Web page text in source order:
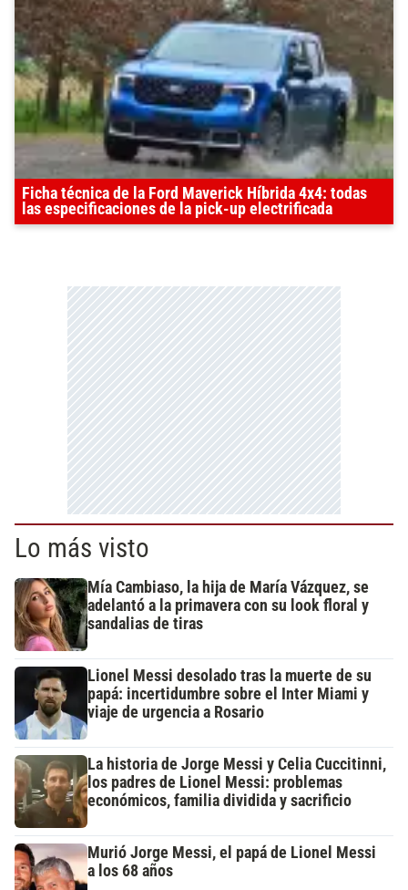
Ficha técnica de la Ford Maverick Híbrida 4x4: todas
las especificaciones de la pick-up electrificada
Lo más visto
Mía Cambiaso, la hija de María Vázquez, se
adelantó a la primavera con su look floral y
sandalias de tiras
Lionel Messi desolado tras la muerte de su
papá: incertidumbre sobre el Inter Miami y
viaje de urgencia a Rosario
La historia de Jorge Messi y Celia Cuccitinni,
los padres de Lionel Messi: problemas
económicos, familia dividida y sacrificio
Murió Jorge Messi, el papá de Lionel Messi
a los 68 años